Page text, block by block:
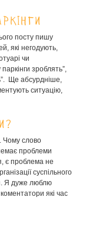
посту пишу
які негодують,
чи
зроблять”,
Ще абсурдніше,
ситуацію,
Чому слово
проблеми
є проблема не
суспільного
Я дуже люблю
які час